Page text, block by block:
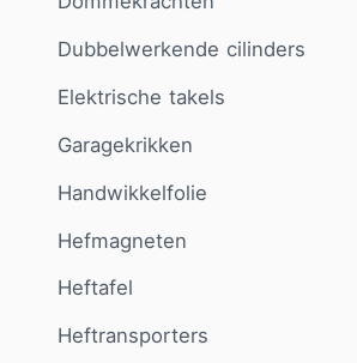
Dubbelwerkende cilinders
Elektrische takels
Garagekrikken
Handwikkelfolie
Hefmagneten
Heftafel
Heftransporters